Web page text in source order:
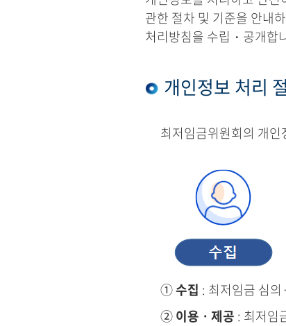
관한 절차 및 기준을 안내
처리방침을 수립・공개합
개인정보 처리
최저임금위원회의 개
①수집 : 최저임금 심
② 이용ㆍ제공 : 최저임